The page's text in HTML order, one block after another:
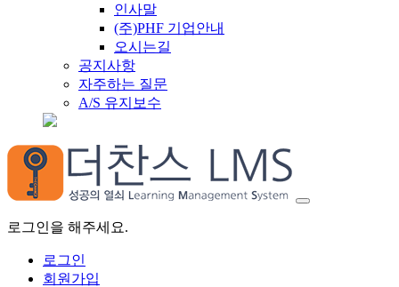
인사말
(주)PHF 기업안내
오시는길
공지사항
자주하는 질문
A/S 유지보수
로그인을 해주세요.
로그인
회원가입